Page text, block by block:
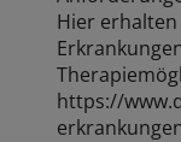
Hier
https://